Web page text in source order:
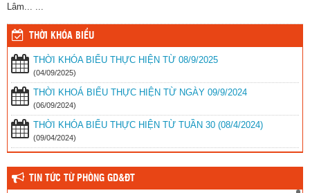
Lâm... ...
THỜI KHÓA BIỂU
THỜI KHÓA BIỂU THỰC HIỆN TỪ 08/9/2025
(04/09/2025)
THỜI KHOÁ BIỂU THỰC HIỆN TỪ NGÀY 09/9/2024
(06/09/2024)
THỜI KHÓA BIỂU THỰC HIỆN TỪ TUẦN 30 (08/4/2024)
(09/04/2024)
TIN TỨC TỪ PHÒNG GD&ĐT